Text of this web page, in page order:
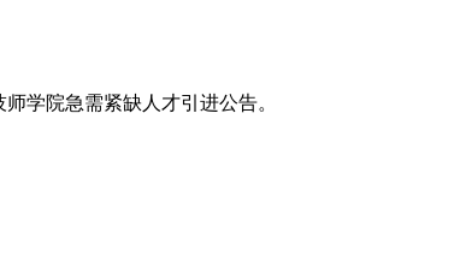
学院急需紧缺人才引进公告。